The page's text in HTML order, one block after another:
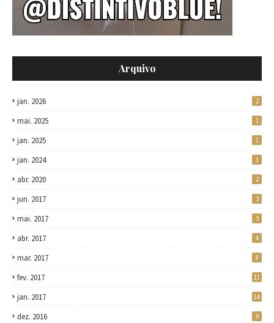
Arquivo
jan. 2026 2
mai. 2025 1
jan. 2025 1
jan. 2024 1
abr. 2020 2
jun. 2017 3
mai. 2017 3
abr. 2017 4
mar. 2017 8
fev. 2017 11
jan. 2017 14
dez. 2016 9